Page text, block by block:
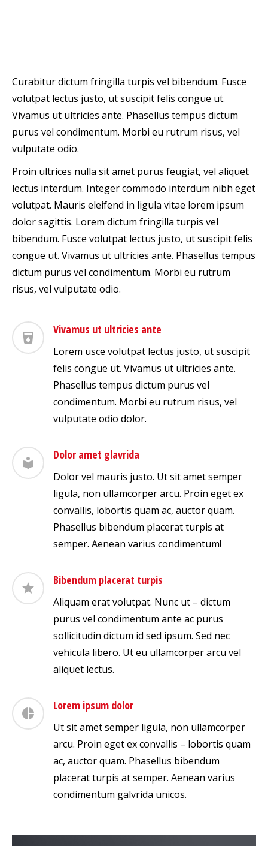
Curabitur dictum fringilla turpis vel bibendum. Fusce
volutpat lectus justo, ut suscipit felis congue ut.
Vivamus ut ultricies ante. Phasellus tempus dictum
purus vel condimentum. Morbi eu rutrum risus, vel
vulputate odio.
Proin ultrices nulla sit amet purus feugiat, vel aliquet
lectus interdum. Integer commodo interdum nibh eget
volutpat. Mauris eleifend in ligula vitae lorem ipsum
dolor sagittis. Lorem dictum fringilla turpis vel
bibendum. Fusce volutpat lectus justo, ut suscipit felis
congue ut. Vivamus ut ultricies ante. Phasellus tempus
dictum purus vel condimentum. Morbi eu rutrum
risus, vel vulputate odio.
Vivamus ut ultricies ante
Lorem usce volutpat lectus justo, ut suscipit
felis congue ut. Vivamus ut ultricies ante.
Phasellus tempus dictum purus vel
condimentum. Morbi eu rutrum risus, vel
vulputate odio dolor.
Dolor amet glavrida
Dolor vel mauris justo. Ut sit amet semper
ligula, non ullamcorper arcu. Proin eget ex
convallis, lobortis quam ac, auctor quam.
Phasellus bibendum placerat turpis at
semper. Aenean varius condimentum!
Bibendum placerat turpis
Aliquam erat volutpat. Nunc ut – dictum
purus vel condimentum ante ac purus
sollicitudin dictum id sed ipsum. Sed nec
vehicula libero. Ut eu ullamcorper arcu vel
aliquet lectus.
Lorem ipsum dolor
Ut sit amet semper ligula, non ullamcorper
arcu. Proin eget ex convallis – lobortis quam
ac, auctor quam. Phasellus bibendum
placerat turpis at semper. Aenean varius
condimentum galvrida unicos.